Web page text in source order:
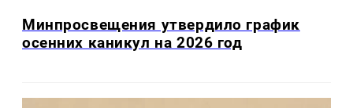
Минпросвещения утвердило график
осенних каникул на 2026 год